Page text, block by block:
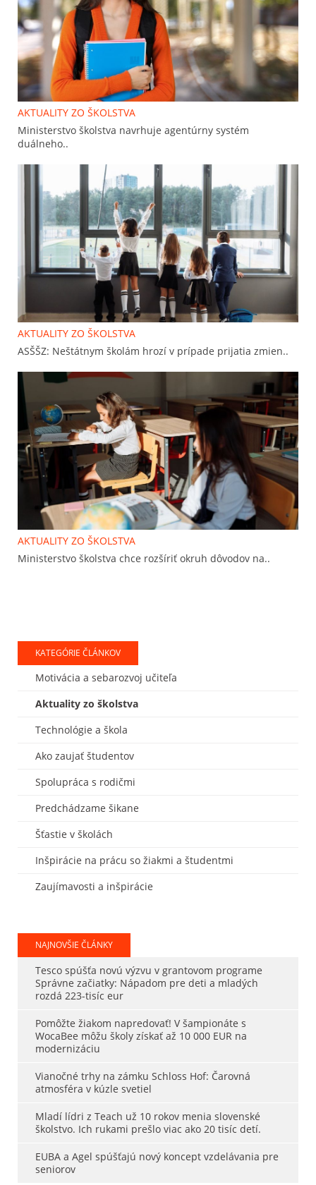
AKTUALITY ZO ŠKOLSTVA
Ministerstvo školstva navrhuje agentúrny systém
duálneho..
AKTUALITY ZO ŠKOLSTVA
ASŠŠZ: Neštátnym školám hrozí v prípade prijatia zmien..
AKTUALITY ZO ŠKOLSTVA
Ministerstvo školstva chce rozšíriť okruh dôvodov na..
KATEGÓRIE ČLÁNKOV
Motivácia a sebarozvoj učiteľa
Aktuality zo školstva
Technológie a škola
Ako zaujať študentov
Spolupráca s rodičmi
Predchádzame šikane
Šťastie v školách
Inšpirácie na prácu so žiakmi a študentmi
Zaujímavosti a inšpirácie
NAJNOVŠIE ČLÁNKY
Tesco spúšťa novú výzvu v grantovom programe
Správne začiatky: Nápadom pre deti a mladých
rozdá 223-tisíc eur
Pomôžte žiakom napredovať! V šampionáte s
WocaBee môžu školy získať až 10 000 EUR na
modernizáciu
Vianočné trhy na zámku Schloss Hof: Čarovná
atmosféra v kúzle svetiel
Mladí lídri z Teach už 10 rokov menia slovenské
školstvo. Ich rukami prešlo viac ako 20 tisíc detí.
EUBA a Agel spúšťajú nový koncept vzdelávania pre
seniorov